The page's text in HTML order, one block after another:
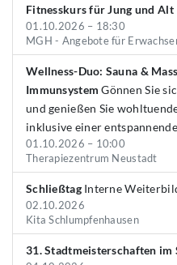
Fitnesskurs für Jung und Alt
01.10.2026 – 18:30
MGH - Angebote für
Wellness-Duo: Sauna &
Immunsystem Gönnen Sie
und genießen Sie
inklusive einer
01.10.2026 – 10:00
Therapiezentrum Neustadt
SchließtagInterne
02.10.2026
Kita Schlumpfenhausen
31. Stadtmeisterschaften im